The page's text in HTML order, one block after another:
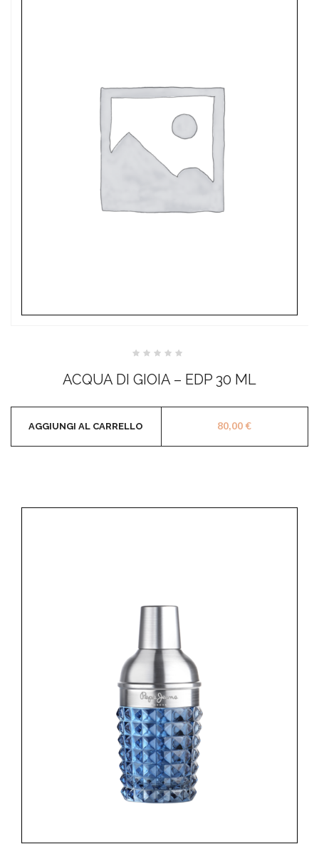
su
5
ACQUA DI GIOIA – EDP 30 ML
80,00€
AGGIUNGI AL CARRELLO